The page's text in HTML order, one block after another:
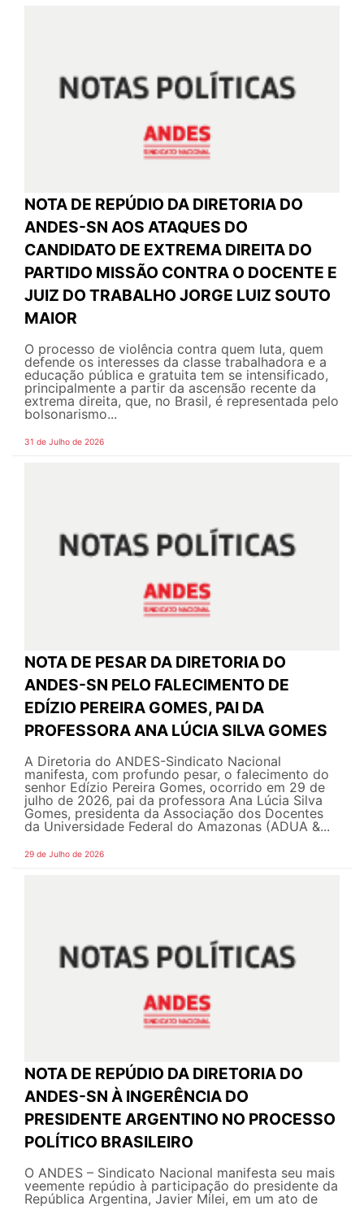
NOTA DE REPÚDIO DA DIRETORIA DO
ANDES-SN AOS ATAQUES DO
CANDIDATO DE EXTREMA DIREITA DO
PARTIDO MISSÃO CONTRA O DOCENTE E
JUIZ DO TRABALHO JORGE LUIZ SOUTO
MAIOR
O processo de violência contra quem luta, quem
defende os interesses da classe trabalhadora e a
educação pública e gratuita tem se intensificado,
principalmente a partir da ascensão recente da
extrema direita, que, no Brasil, é representada pelo
bolsonarismo...
31 de Julho de 2026
NOTA DE PESAR DA DIRETORIA DO
ANDES-SN PELO FALECIMENTO DE
EDÍZIO PEREIRA GOMES, PAI DA
PROFESSORA ANA LÚCIA SILVA GOMES
A Diretoria do ANDES-Sindicato Nacional
manifesta, com profundo pesar, o falecimento do
senhor Edízio Pereira Gomes, ocorrido em 29 de
julho de 2026, pai da professora Ana Lúcia Silva
Gomes, presidenta da Associação dos Docentes
da Universidade Federal do Amazonas (ADUA &...
29 de Julho de 2026
NOTA DE REPÚDIO DA DIRETORIA DO
ANDES-SN À INGERÊNCIA DO
PRESIDENTE ARGENTINO NO PROCESSO
POLÍTICO BRASILEIRO
O ANDES – Sindicato Nacional manifesta seu mais
veemente repúdio à participação do presidente da
República Argentina, Javier Milei, em um ato de